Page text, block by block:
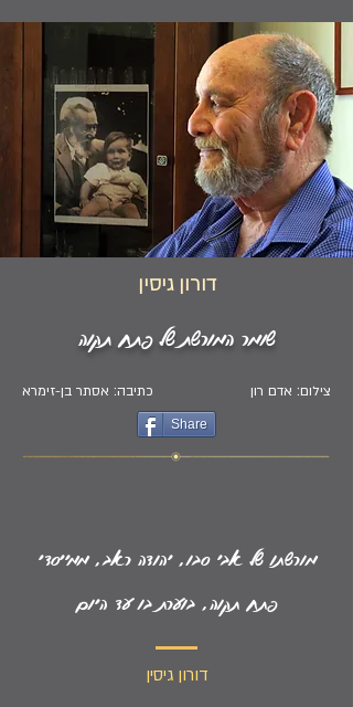
דורון גיסין
שומר המורשת של פתח תקוה
כתיבה: אסתר בן-זימרא צילום: אדם רון
Share
מורשתו של אבי סבו, יהודה ראב, ממייסדי
פתח תקוה, בוערת בו עד היום
דורון גיסין